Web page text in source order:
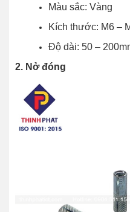
Màu sắc: Vàng
Kích thước: M6 –
Độ dài: 50 –
2. Nở đóng